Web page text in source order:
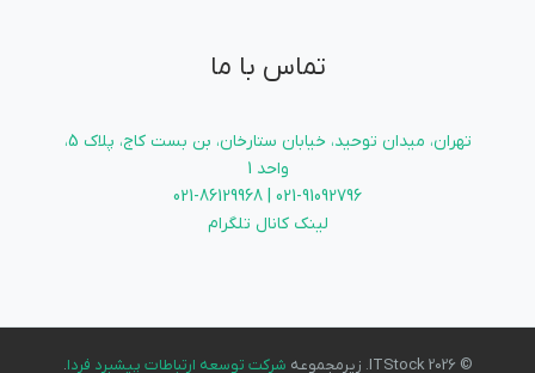
تماس با ما
تهران، میدان توحید، خیابان ستارخان، بن بست کاج، پلاک 5،
واحد 1
021-91092796 | 021-86129968
لینک کانال تلگرام
© 2026 ITStock. زیرمجموعه شرکت توسعه ارتباطات پیشبرد فردا.